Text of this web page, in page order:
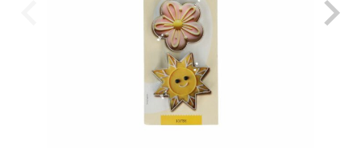
Silikomart - Velvetspray Oil-Based, White 400ml